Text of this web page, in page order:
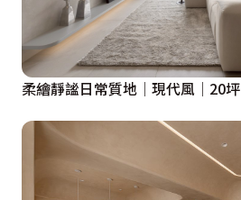
柔繪靜謐日常質地│現代風│20坪